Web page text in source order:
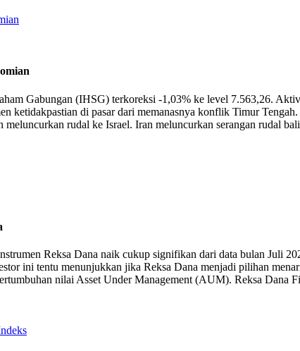
Gabungan (IHSG) terkoreksi -1,03% ke level 7.563,26.
ketidakpastian di pasar dari memanasnya konflik Timur
rudal ke Israel. Iran meluncurkan serangan rudal
Reksa Dana naik cukup signifikan dari data bulan Juli
ini tentu menunjukkan jika Reksa Dana menjadi pilihan
nilai Asset Under Management (AUM). Reksa Dana